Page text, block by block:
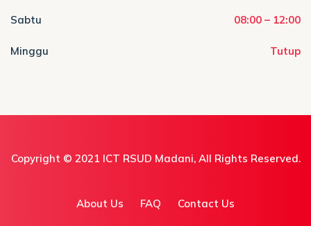
Sabtu 08:00 – 12:00
Minggu Tutup
Copyright © 2021 ICT RSUD Madani, All Rights Reserved.
About Us FAQ Contact Us